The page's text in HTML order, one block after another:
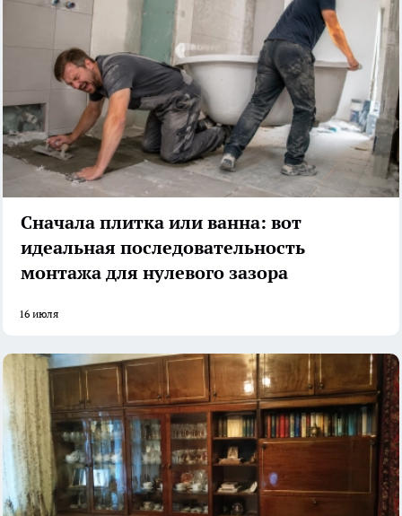
Сначала плитка или ванна: вот
идеальная последовательность
монтажа для нулевого зазора
16 июля